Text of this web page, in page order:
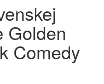
Golden
Comedy